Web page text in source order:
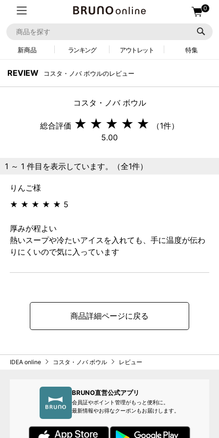
0
新商品 ランキング アウトレット 特集
REVIEW コスタ・ノバ ボウルのレビュー
コスタ・ノバ ボウル
総合評価 ★ ★ ★ ★ ★ （1件）
5.00
1 ～ 1 件目を表示しています。（全1件）
りんご様
★ ★ ★ ★ ★ 5
厚みが程よい
熱いスープや冷たいアイスを入れても、手に温度が伝わ
りにくいので気に入っています
商品詳細ページに戻る
IDEA online コスタ・ノバ ボウル レビュー
BRUNO直営公式アプリ
会員証やポイント管理がもっと便利に。
最新情報やお得なクーポンもお届けします。